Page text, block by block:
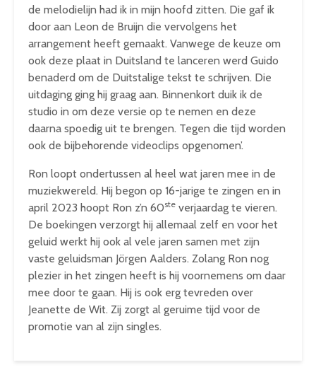
de melodielijn had ik in mijn hoofd zitten. Die gaf ik
door aan Leon de Bruijn die vervolgens het
arrangement heeft gemaakt. Vanwege de keuze om
ook deze plaat in Duitsland te lanceren werd Guido
benaderd om de Duitstalige tekst te schrijven. Die
uitdaging ging hij graag aan. Binnenkort duik ik de
studio in om deze versie op te nemen en deze
daarna spoedig uit te brengen. Tegen die tijd worden
ook de bijbehorende videoclips opgenomen’.
Ron loopt ondertussen al heel wat jaren mee in de
muziekwereld. Hij begon op 16-jarige te zingen en in
april 2023 hoopt Ron z’n 60ste verjaardag te vieren.
De boekingen verzorgt hij allemaal zelf en voor het
geluid werkt hij ook al vele jaren samen met zijn
vaste geluidsman Jörgen Aalders. Zolang Ron nog
plezier in het zingen heeft is hij voornemens om daar
mee door te gaan. Hij is ook erg tevreden over
Jeanette de Wit. Zij zorgt al geruime tijd voor de
promotie van al zijn singles.